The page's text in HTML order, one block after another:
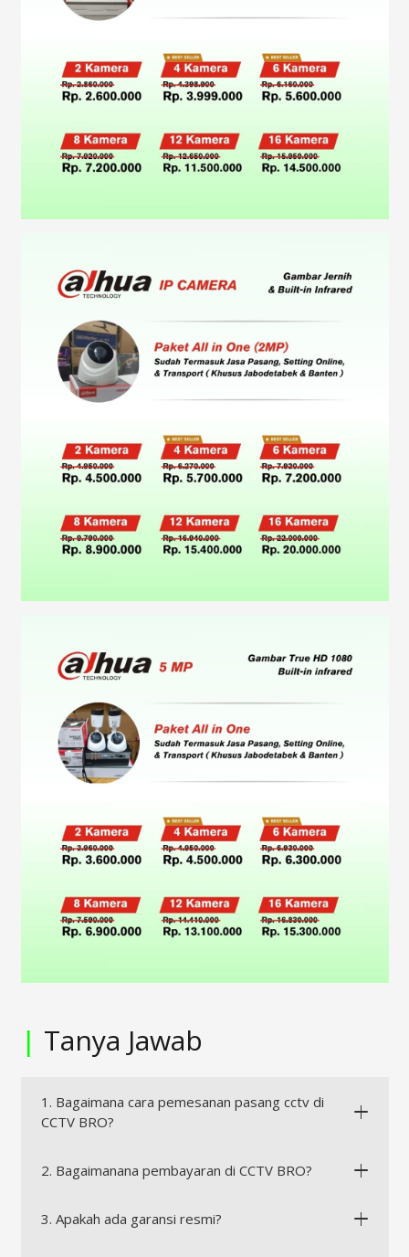
| Tanya Jawab
1. Bagaimana cara pemesanan pasang cctv di
CCTV BRO?
2. Bagaimanana pembayaran di CCTV BRO?
3. Apakah ada garansi resmi?